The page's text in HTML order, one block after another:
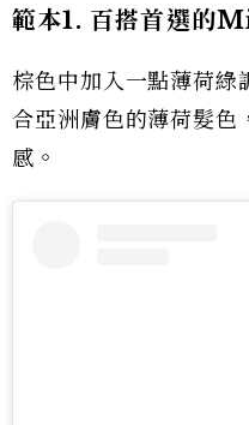
範本1. 百搭首選的
棕色中加入一點薄荷綠
合亞洲膚色的薄荷髮色
感。